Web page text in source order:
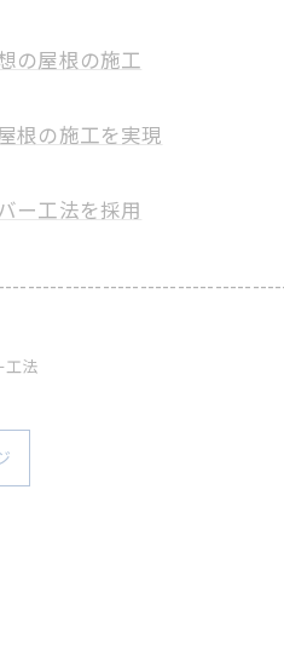
の屋根の施工
根の施工を実現
ー工法を採用
工法